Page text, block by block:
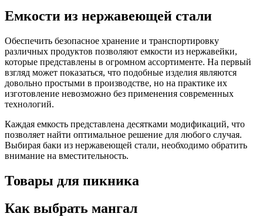
Емкости из нержавеющей стали
Обеспечить безопасное хранение и транспортировку
различных продуктов позволяют емкости из нержавейки,
которые представлены в огромном ассортименте. На первый
взгляд может показаться, что подобные изделия являются
довольно простыми в производстве, но на практике их
изготовление невозможно без применения современных
технологий.
Каждая емкость представлена десятками модификаций, что
позволяет найти оптимальное решение для любого случая.
Выбирая баки из нержавеющей стали, необходимо обратить
внимание на вместительность.
Товары для пикника
Как выбрать мангал